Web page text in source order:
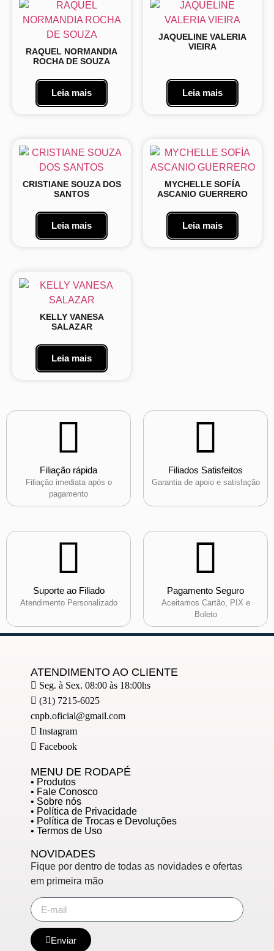
RAQUEL NORMANDIA
ROCHA DE SOUZA
Leia mais
JAQUELINE VALERIA
VIEIRA
Leia mais
CRISTIANE SOUZA DOS
SANTOS
Leia mais
MYCHELLE SOFÍA
ASCANIO GUERRERO
Leia mais
KELLY VANESA
SALAZAR
Leia mais
Filiação rápida
Filiação imediata após o
pagamento
Filiados Satisfeitos
Garantia de apoio e satisfação
Suporte ao Filiado
Atendimento Personalizado
Pagamento Seguro
Aceitamos Cartão, PIX e
Boleto
ATENDIMENTO AO CLIENTE
Seg. à Sex. 08:00 às 18:00hs
(31) 7215-6025
cnpb.oficial@gmail.com
Instagram
Facebook
MENU DE RODAPÉ
• Produtos
• Fale Conosco
• Sobre nós
• Política de Privacidade
• Política de Trocas e Devoluções
• Termos de Uso
NOVIDADES
Fique por dentro de todas as novidades e ofertas
em primeira mão
Enviar